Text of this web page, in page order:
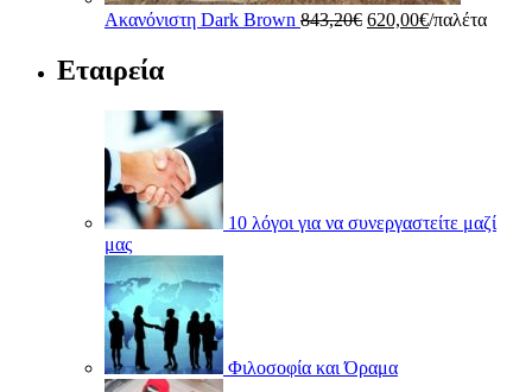
Ακανόνιστη Dark Brown 843,20€ Original
620,00€Η
/παλέτα
Εταιρεία
10 λόγοι για να συνεργαστείτε μαζί
μας
Φιλοσοφία και Όραμα